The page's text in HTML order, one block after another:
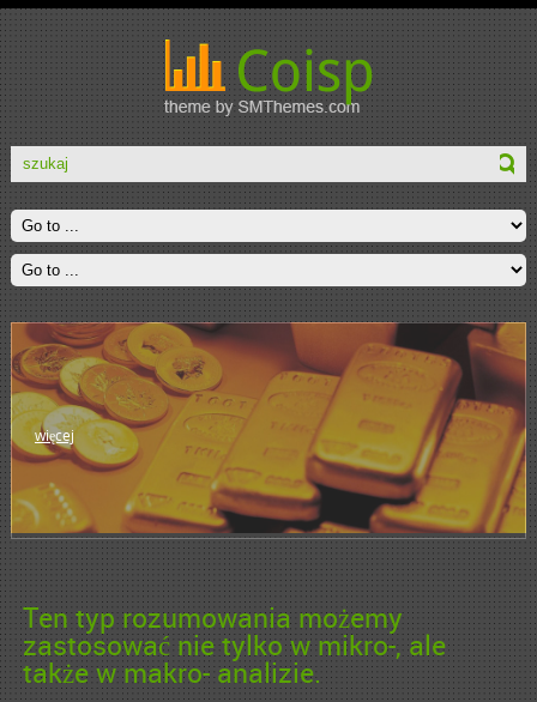
więcej
Ten typ rozumowania możemy
zastosować nie tylko w mikro-, ale
także w makro- analizie.